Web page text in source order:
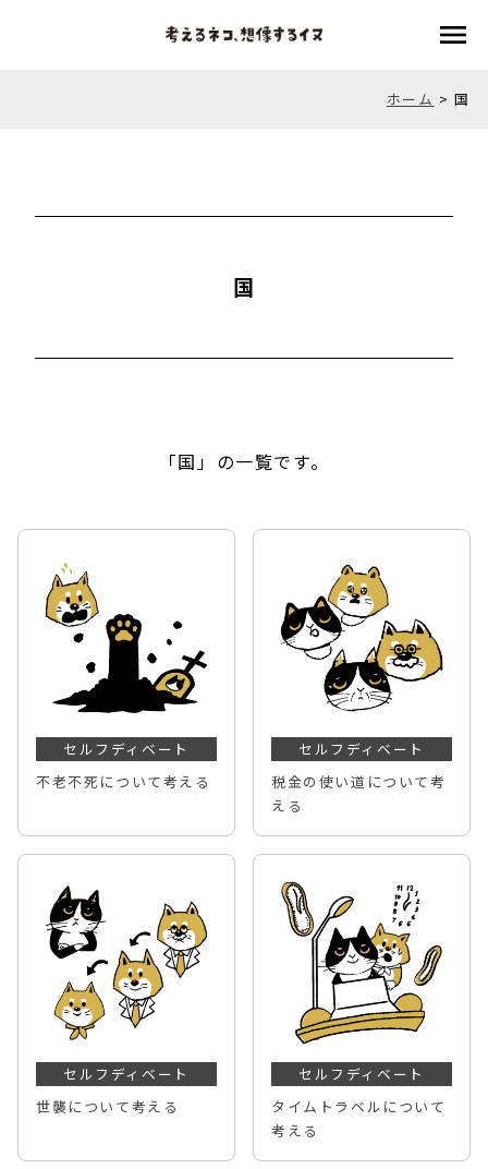
menu
ホーム >国
国
「国」の一覧です。
セルフディベート
不老不死について考える
セルフディベート
税金の使い道について考
える
セルフディベート
世襲について考える
セルフディベート
タイムトラベルについて
考える